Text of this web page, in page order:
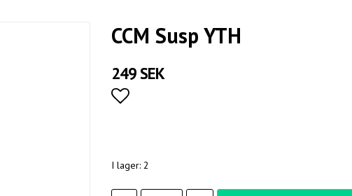
CCM Susp YTH
249 SEK
I lager: 2